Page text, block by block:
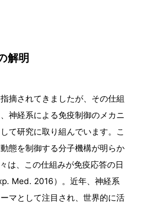
解明
摘されてきましたが、その仕組
神経系による免疫制御のメカニ
て研究に取り組んでいます。こ
態を制御する分子機構が明らか
は、この仕組みが免疫応答の日
Med. 2016）。近年、神経系
マとして注目され、世界的に活